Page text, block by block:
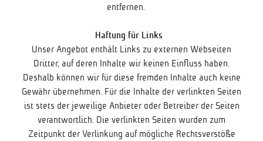
entfernen.
Haftung für Links
Unser Angebot enthält Links zu externen Webseiten
Dritter, auf deren Inhalte wir keinen Einfluss haben.
Deshalb können wir für diese fremden Inhalte auch keine
Gewähr übernehmen. Für die Inhalte der verlinkten Seiten
ist stets der jeweilige Anbieter oder Betreiber der Seiten
verantwortlich. Die verlinkten Seiten wurden zum
Zeitpunkt der Verlinkung auf mögliche Rechtsverstöße